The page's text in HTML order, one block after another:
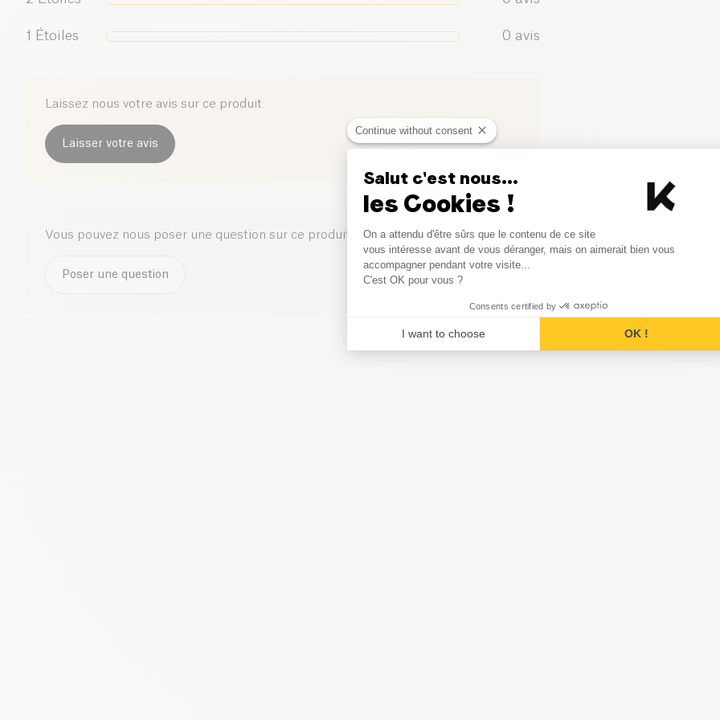
1 Étoiles 0 avis
Laissez nous votre avis sur ce produit.
Laisser votre avis
Vous pouvez nous poser une question sur ce produit ici
Poser une question
Continue without consent
Salut c'est nous...
les Cookies !
Consent Management
On a attendu d'être sûrs que le contenu de ce site
vous intéresse avant de vous déranger, mais on aimerait bien vous
accompagner pendant votre visite...
C'est OK pour vous ?
Consents certified by
I want to choose OK !
Axeptio consent